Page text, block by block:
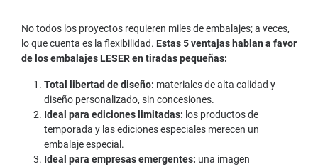
No todos los proyectos requieren miles de embalajes; a veces,
lo que cuenta es la flexibilidad. Estas 5 ventajas hablan a favor
de los embalajes LESER en tiradas pequeñas:
Total libertad de diseño: materiales de alta calidad y
diseño personalizado, sin concesiones.
Ideal para ediciones limitadas: los productos de
temporada y las ediciones especiales merecen un
embalaje especial.
Ideal para empresas emergentes: una imagen